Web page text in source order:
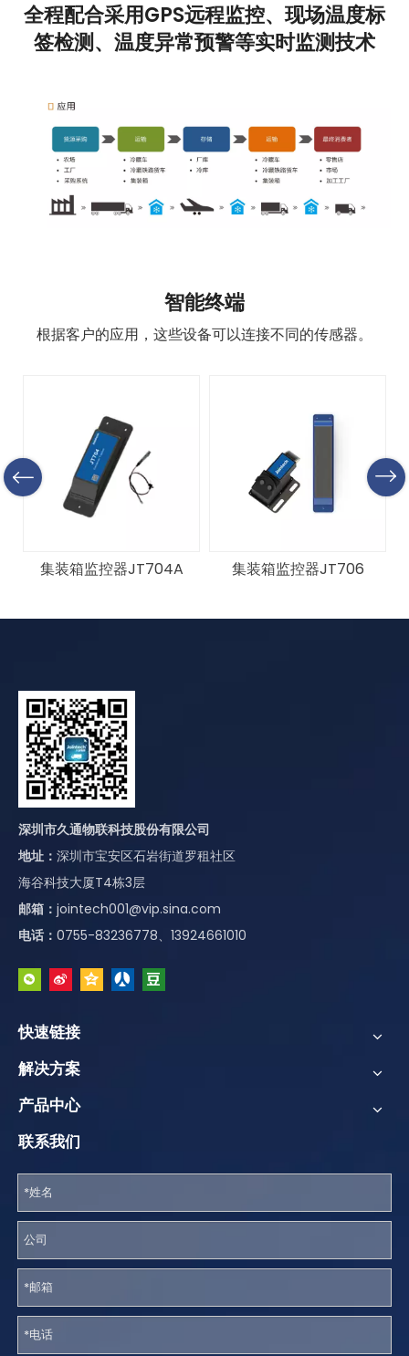
全程配合采用GPS远程监控、现场温度标
签检测、温度异常预警等实时监测技术
智能终端
根据客户的应用，这些设备可以连接不同的传感器。
集装箱监控器JT704A 集装箱监控器JT706
深圳市久通物联科技股份有限公司
地址： 深圳市宝安区石岩街道罗租社区
海谷科技大厦T4栋3层
邮箱： jointech001@vip.sina.com
电话： 0755-83236778、13924661010
快速链接
解决方案
产品中心
联系我们